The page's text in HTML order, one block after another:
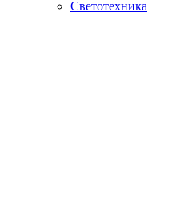
Светотехника